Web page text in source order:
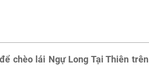
chèo lái Ngự Long Tại Thiên trên